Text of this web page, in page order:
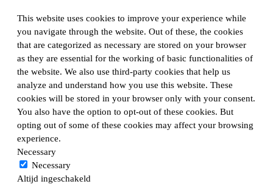
This website uses cookies to improve your experience while
you navigate through the website. Out of these, the cookies
that are categorized as necessary are stored on your browser
as they are essential for the working of basic functionalities of
the website. We also use third-party cookies that help us
analyze and understand how you use this website. These
cookies will be stored in your browser only with your consent.
You also have the option to opt-out of these cookies. But
opting out of some of these cookies may affect your browsing
experience.
Necessary
Necessary
Altijd ingeschakeld